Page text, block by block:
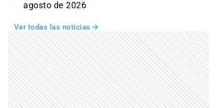
agosto de 2026
Ver todas las noticias